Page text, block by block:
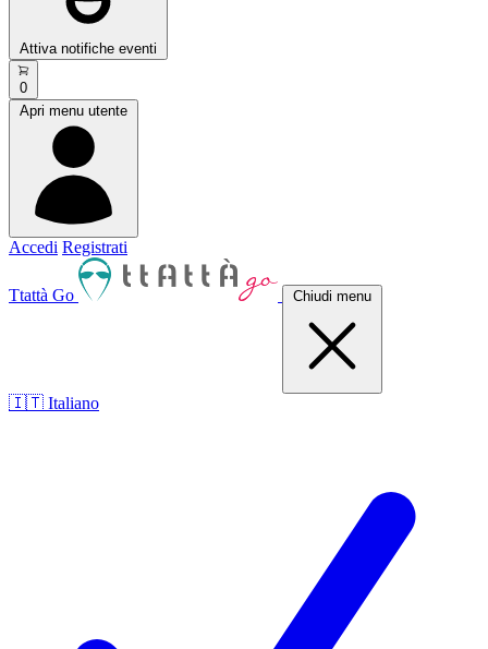
Attiva notifiche eventi
0
Apri menu utente
Accedi Registrati
Ttattà Go Chiudi menu
🇮🇹 Italiano